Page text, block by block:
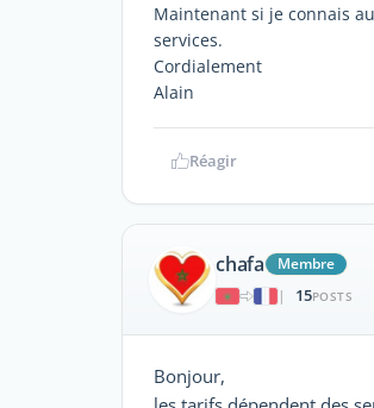
Maintenant si je connais
‎services.‎
Cordialement
Alain
Réagir
chafa
Membre
|
15POSTS
Bonjour,